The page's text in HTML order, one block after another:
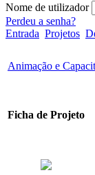
Nome de utilizador
Perdeu a senha?
Entrada Projetos
Animação e
Ficha de Projeto